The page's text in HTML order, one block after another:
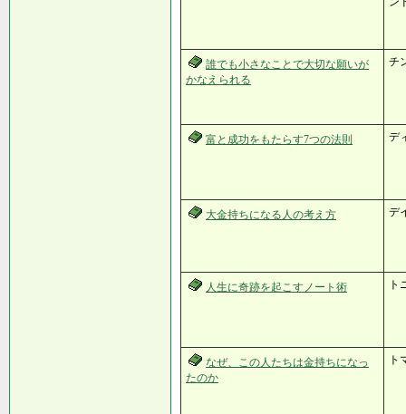
誰でも小さなことで大切な願いが
かなえられる
チ
富と成功をもたらす7つの法則 デ
大金持ちになる人の考え方 デ
人生に奇跡を起こすノート術 ト
なぜ、この人たちは金持ちになっ
たのか
ト